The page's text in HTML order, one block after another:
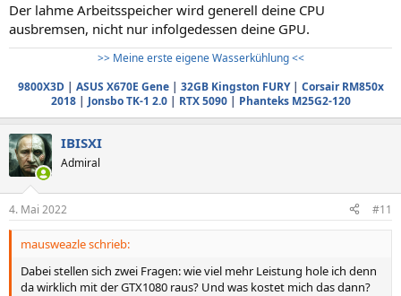
Der lahme Arbeitsspeicher wird generell deine CPU
ausbremsen, nicht nur infolgedessen deine GPU.
>> Meine erste eigene Wasserkühlung <<
9800X3D| ASUS X670E Gene| 32GB Kingston FURY| Corsair RM850x
2018| Jonsbo TK-1 2.0| RTX 5090| Phanteks M25G2-120
IBISXI
Admiral
4. Mai 2022 #11
mausweazle schrieb:
Dabei stellen sich zwei Fragen: wie viel mehr Leistung hole ich denn
da wirklich mit der GTX1080 raus? Und was kostet mich das dann?